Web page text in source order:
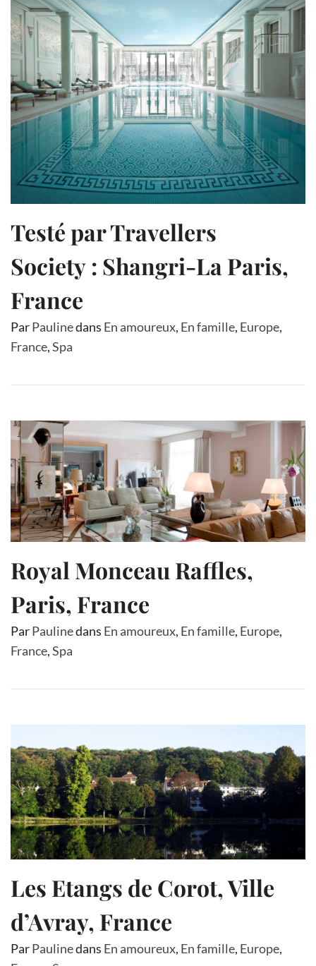
Testé par Travellers
Society : Shangri-La Paris,
France
ParPaulinedans En amoureux, En famille, Europe,
France,Spa
Royal Monceau Raffles,
Paris, France
ParPaulinedans En amoureux, En famille, Europe,
France,Spa
Les Etangs de Corot, Ville
d’Avray, France
ParPaulinedans En amoureux, En famille, Europe,